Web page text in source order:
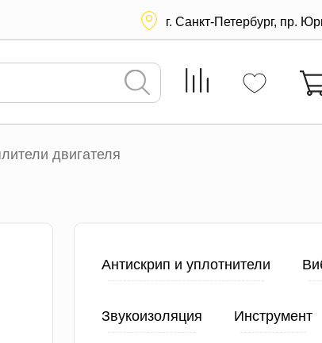
г. Санкт-Петербург, пр.
двигателя
Антискрип и уплотнители
Звукоизоляция Инструмент